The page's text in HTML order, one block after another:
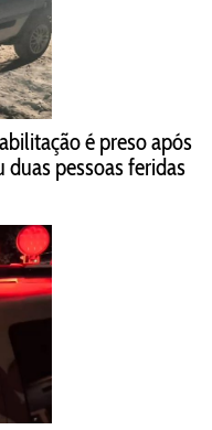
é preso após
pessoas feridas